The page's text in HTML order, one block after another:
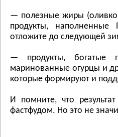
— полезные жиры
продукты,
отложите до следующей
— продукты, богатые
маринованные огурцы и
которые формируют и
И помните, что
фастфудом. Но это не